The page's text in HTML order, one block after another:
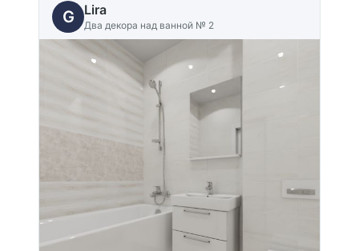
G Lira
Два декора над ванной № 2